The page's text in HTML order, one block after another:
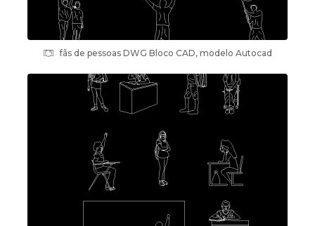
fãs de pessoas DWG Bloco CAD, modelo Autocad